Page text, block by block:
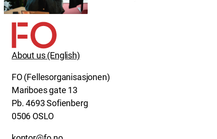
About us (English)
FO (Fellesorganisasjonen)
Mariboes gate 13
Pb. 4693 Sofienberg
0506 OSLO